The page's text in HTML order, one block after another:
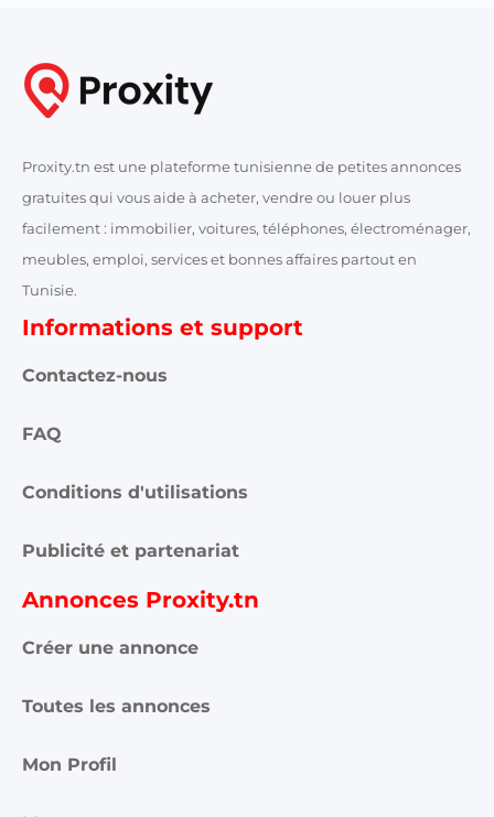
Proxity.tn est une plateforme tunisienne de petites annonces
gratuites qui vous aide à acheter, vendre ou louer plus
facilement : immobilier, voitures, téléphones, électroménager,
meubles, emploi, services et bonnes affaires partout en
Tunisie.
Informations et support
Contactez-nous
FAQ
Conditions d'utilisations
Publicité et partenariat
Annonces Proxity.tn
Créer une annonce
Toutes les annonces
Mon Profil